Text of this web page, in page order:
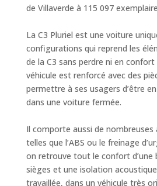
de Villaverde à 115 097
La C3 Pluriel est une voiture
configurations qui reprend les
de la C3 sans perdre ni en confort
véhicule est renforcé avec des
permettre à ses usagers d’être
dans une voiture fermée.
Il comporte aussi de nombreuses
telles que l’ABS ou le freinage
on retrouve tout le confort d’une
sièges et une isolation
travaillée, dans un véhicule très